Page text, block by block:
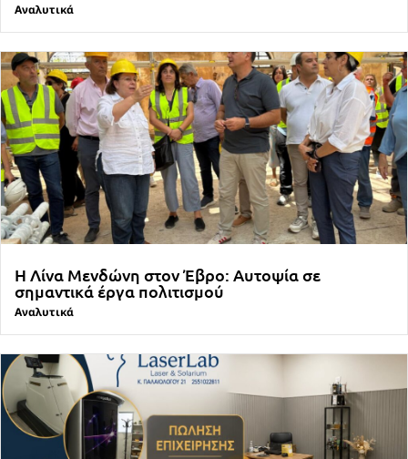
Αναλυτικά
Η Λίνα Μενδώνη στον Έβρο: Αυτοψία σε
σημαντικά έργα πολιτισμού
Αναλυτικά